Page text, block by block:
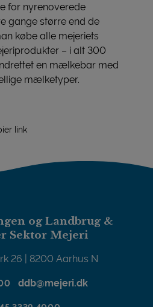
for nyrenoverede
gange større end de
købe alle mejeriets
– i alt 300
en mælkebar med
mælketyper.
link
og Landbrug &
Sektor Mejeri
26 | 8200 Aarhus N
ddb@mejeri.dk